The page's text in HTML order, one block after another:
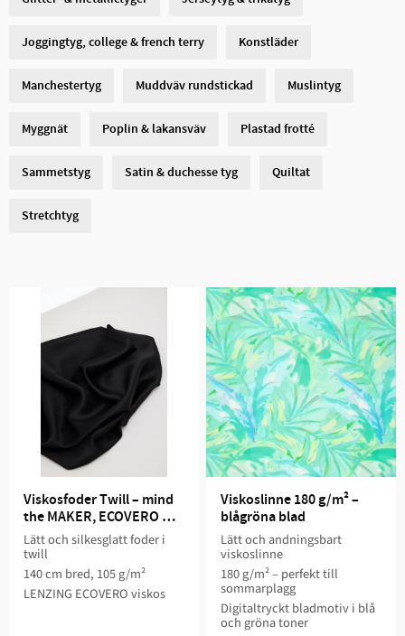
Joggingtyg, college & french terry Konstläder
Manchestertyg Muddväv rundstickad Muslintyg
Myggnät Poplin & lakansväv Plastad frotté
Sammetstyg Satin & duchesse tyg Quiltat
Stretchtyg
Viskosfoder Twill – mind
the MAKER, ECOVERO
viskos
Lätt och silkesglatt foder i
twill
140 cm bred, 105 g/m²
LENZING ECOVERO viskos
Viskoslinne 180 g/m² –
blågröna blad
Lätt och andningsbart
viskoslinne
180 g/m² – perfekt till
sommarplagg
Digitaltryckt bladmotiv i blå
och gröna toner